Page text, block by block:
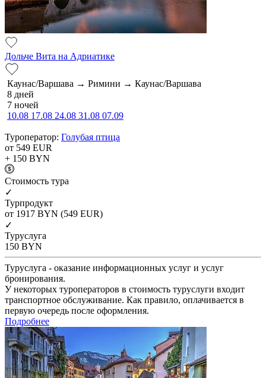
Дольче Вита на Адриатике
Каунас/Варшава → Римини → Каунас/Варшава
8 дней
7 ночей
10.08 17.08 24.08 31.08 07.09
Туроператор: Голубая птица
от 549 EUR
+ 150 BYN
Cтоимость тура
✓
Турпродукт
от 1917 BYN (549 EUR)
✓
Туруслуга
150 BYN
Туруслуга - оказание информационных услуг и услуг
бронирования.
У некоторых туроператоров в стоимость туруслуги входит
транспортное обслуживание. Как правило, оплачивается в
первую очередь после оформления.
Подробнее